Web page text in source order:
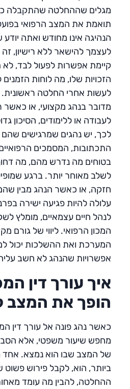
מגלים שההחלטה שהתקבלה
תואמת את המצב הרפואי
הנהיגה אינו מחודש ואתה
לעצמך להישאר ללא רישיון,
קיימת אפשרות לפעול לבד, לא
הזכויות שלו, מה לוחות
לעשות אחרי החלטה
מדובר בנהג מקצועי, או כאשר
לעבודה או ללימודים, הסיכון
לכך, יש נהגים שמרגישים שהם
התכתובות, המסמכים
בטוחים מה נדרש מהם, מה
לשלב מאוחר יותר. ברגע
חזקה, או כאשר הנהג מבין
עלולה להיות פגיעה ישירה
לנהל חיים עצמאיים, מומלץ
המכון הרפואי. ליווי של גורם
המערכת ואת ההשלכות יכול
אפשרויות שהנהג לא חשב
איך עורך דין
הופך את המצב
כאשר נהג פונה אל עורך דין
מחפש שיעור משפטי, אלא
של המצב שבו הוא נמצא. אחד
ביותר, הוא, לקבל פירוש פשוט
ההחלטה, להבין מה עומד